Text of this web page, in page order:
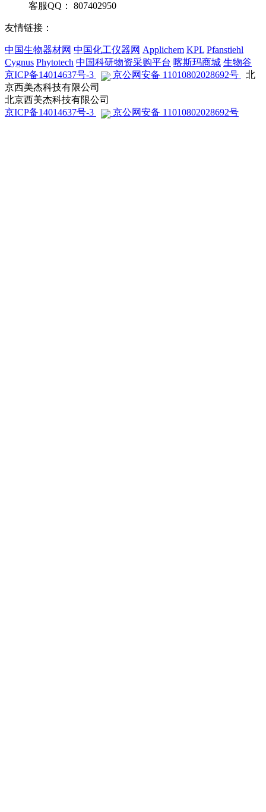
客服QQ： 807402950
友情链接：
中国生物器材网 中国化工仪器网 Applichem KPL Pfanstiehl
Cygnus Phytotech 中国科研物资采购平台 喀斯玛商城 生物谷
京ICP备14014637号-3
京公网安备 11010802028692号
北
京西美杰科技有限公司
北京西美杰科技有限公司
京ICP备14014637号-3
京公网安备 11010802028692号